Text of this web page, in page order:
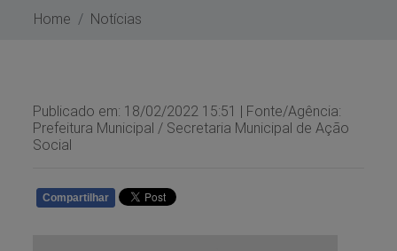
Home Notícias
Publicado em: 18/02/2022 15:51 | Fonte/Agência:
Prefeitura Municipal / Secretaria Municipal de Ação
Social
Compartilhar